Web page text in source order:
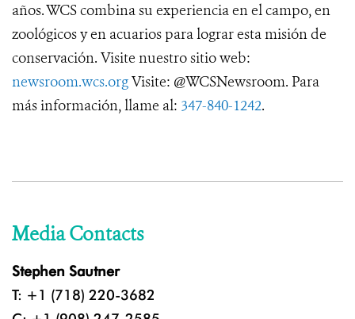
años. WCS combina su experiencia en el campo, en
zoológicos y en acuarios para lograr esta misión de
conservación. Visite nuestro sitio web:
newsroom.wcs.orgVisite: @WCSNewsroom. Para
más información, llame al: 347-840-1242.
Media Contacts
Stephen Sautner
T: +1 (718) 220-3682